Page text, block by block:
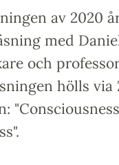
av 2020
med
och
hölls